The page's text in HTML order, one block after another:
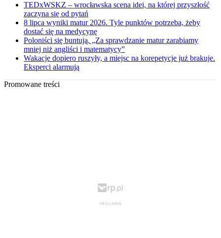
TEDxWSKZ – wrocławska scena idei, na której przyszłość
zaczyna się od pytań
8 lipca wyniki matur 2026. Tyle punktów potrzeba, żeby
dostać się na medycynę
Poloniści się buntują. „Za sprawdzanie matur zarabiamy
mniej niż angliści i matematycy”
Wakacje dopiero ruszyły, a miejsc na korepetycje już brakuje.
Eksperci alarmują
Promowane treści